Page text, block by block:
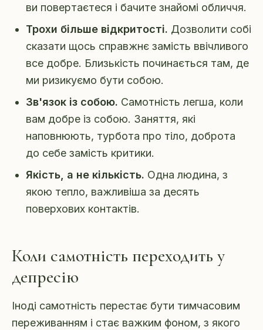
ви повертаєтеся і бачите знайомі обличчя.
Трохи більше відкритості. Дозволити собі
сказати щось справжнє замість ввічливого
все добре. Близькість починається там, де
ми ризикуємо бути собою.
Зв'язок із собою. Самотність легша, коли
вам добре із собою. Заняття, які
наповнюють, турбота про тіло, доброта
до себе замість критики.
Якість, а не кількість. Одна людина, з
якою тепло, важливіша за десять
поверхових контактів.
Коли самотність переходить у
депресію
Іноді самотність перестає бути тимчасовим
переживанням і стає важким фоном, з якого